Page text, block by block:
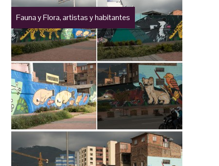
Fauna y Flora, artistas y habitantes